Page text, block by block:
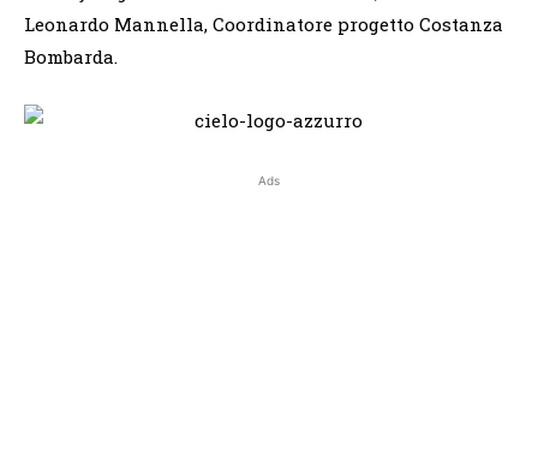
Leonardo Mannella, Coordinatore progetto Costanza
Bombarda.
Ads